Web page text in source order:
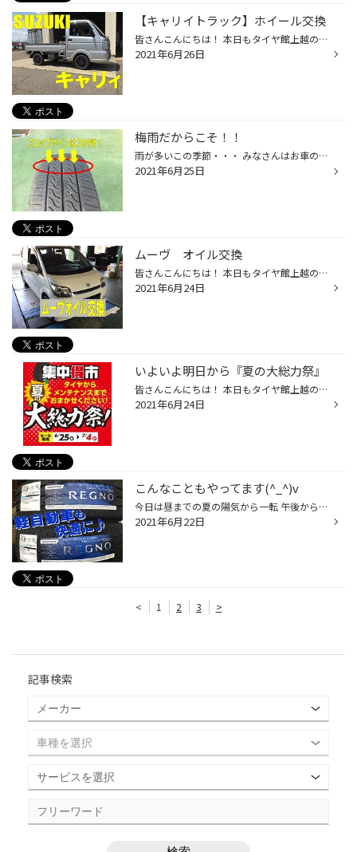
【キャリイトラック】ホイール交換
皆さんこんにちは！ 本日もタイヤ館上越の ホームページをご覧いただき ありがとうございます<(_ _)> 本日は今年当店の大人気作業 軽トラ・軽バンのホイール交換で 今回はコチラのお車の作業を させていただきました！ 【スズキ キャリイトラック】 既にアルミホイールを装着されて バッチリ決まっ...
2021年6月26日
梅雨だからこそ！！
雨が多いこの季節・・・ みなさんはお車のタイヤを チェックされてますか？？ タイヤ館上越では 空気圧点検はもちろんですが タイヤの残溝チェックも 無料で行っています(^_^)v この写真を見てもらうと・・・ 溝の間にある山が 顔を出しているのが分かると思います！ 溝が減ってくるとスリップの原...
2021年6月25日
ムーヴ オイル交換
皆さんこんにちは！ 本日もタイヤ館上越の ホームページをご覧いただき ありがとうございます。 本日はオイル交換のご案内 【ダイハツ ムーヴ】を作業 させていただきました。 最近のお車はオイルパンが アルミ製の物も多く オーバートルクで絞めたりすると オイルの抜き口がダメになってしまいます...
2021年6月24日
いよいよ明日から『夏の大総力祭』
皆さんこんにちは！ 本日もタイヤ館上越の ホームページをご覧いただき ありがとうございます！ いよいよ明日 6月25日から7月4日の期間 集中得市『夏の大総力祭』 が開催されます！ 期間中はお買い得タイヤ、アルミホイール、ドラレコや メンテナンスパーツ等がお買い得!! チラシ掲載商品以外のお取...
2021年6月24日
こんなこともやってます(^_^)v
今日は昼までの夏の陽気から一転 午後から梅雨らしい天気に。。。 当店では“エアコン”の点検も 無料で行ってるのでお気軽に お越しください(^^♪ さて本日は“タイヤ交換”のご紹介♪ ブリヂストンの 【REGNO GR-レジェーラ】 サイズが165/55R15です！ 当店ではタイヤをホイールから外した際の 内側もキ...
2021年6月22日
< 1 2 3 >
記事検索